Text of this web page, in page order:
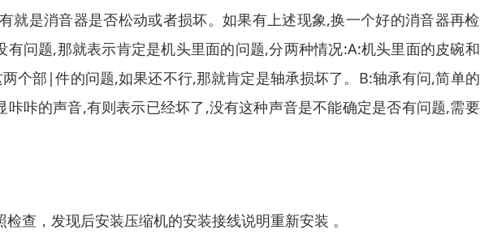
就是消音器是否松动或者损坏。如果有上述现象,换一个好的消音器再
问题,那就表示肯定是机头里面的问题,分两种情况:A:机头里面的皮碗
个部|件的问题,如果还不行,那就肯定是轴承损坏了。B:轴承有问,简单
咔的声音,有则表示已经坏了,没有这种声音是不能确定是否有问题,需
查，发现后安装压缩机的安装接线说明重新安装 。